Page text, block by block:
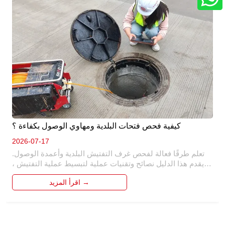
كيفية فحص فتحات البلدية ومهاوي الوصول بكفاءة ؟
2026-07-17
تعلم طرقًا فعالة لفحص غرف التفتيش البلدية وأعمدة الوصول.
يقدم هذا الدليل نصائح وتقنيات عملية لتبسيط عملية التفتيش ،
وضمان السلامة والدقة. اكتشف كيفية تحديد المشكلات المحتملة
وإجراء فحوصات شاملة ، مما يوفر الوقت والموارد في صيانة
اقرأ المزيد →